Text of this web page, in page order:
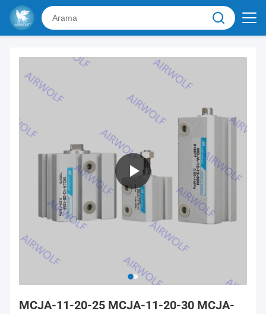
MCJA-11-20-25 MCJA-11-20-30 MCJA-